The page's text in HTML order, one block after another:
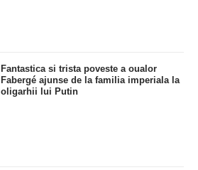
Fantastica si trista poveste a oualor
Fabergé ajunse de la familia imperiala la
oligarhii lui Putin